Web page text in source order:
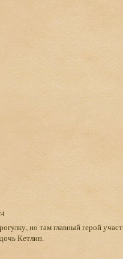
но там главный герой
Кетлин.